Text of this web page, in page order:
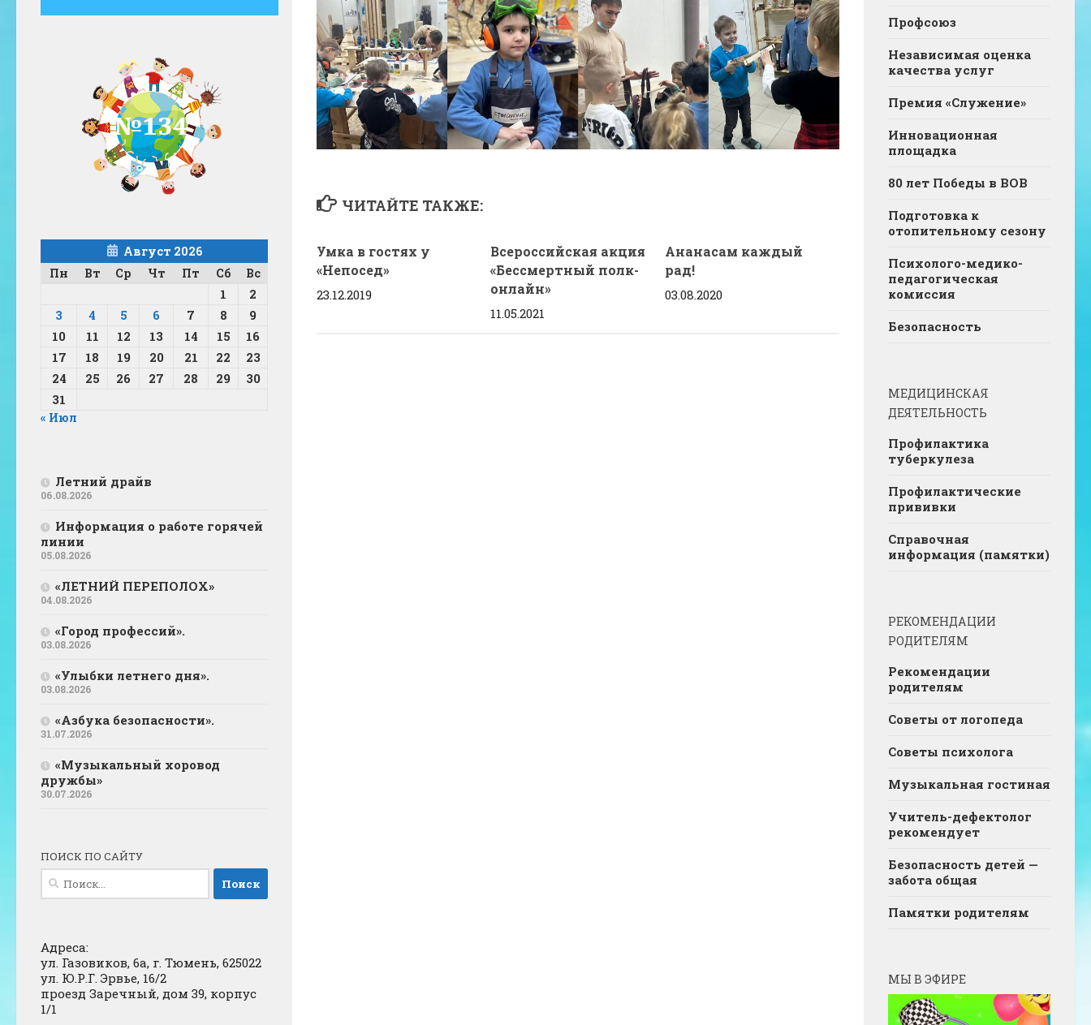
ЧИТАЙТЕ ТАКЖЕ:
Умка в гостях у
«Непосед»
23.12.2019
Всероссийская акция
«Бессмертный полк-
онлайн»
11.05.2021
Ананасам каждый
рад!
03.08.2020
Август 2026
Пн
Вт Ср Чт Пт Сб Вс
1
2
3
4 5 6 7 8
9
10
11 12 13 14 15
16
17
18 19 20 21 22
23
24
25 26 27 28 29
30
31
« Июл
Летний драйв
06.08.2026
Информация о работе горячей
линии
05.08.2026
«ЛЕТНИЙ ПЕРЕПОЛОХ»
04.08.2026
«Город профессий».
03.08.2026
«Улыбки летнего дня».
03.08.2026
«Азбука безопасности».
31.07.2026
«Музыкальный хоровод
дружбы»
30.07.2026
ПОИСК ПО САЙТУ
Найти:
Адреса:
ул. Газовиков, 6а, г. Тюмень, 625022
ул. Ю.Р.Г. Эрвье, 16/2
проезд Заречный, дом 39, корпус
1/1
Профсоюз
Независимая оценка
качества услуг
Премия «Служение»
Инновационная
площадка
80 лет Победы в ВОВ
Подготовка к
отопительному сезону
Психолого-медико-
педагогическая
комиссия
Безопасность
МЕДИЦИНСКАЯ
ДЕЯТЕЛЬНОСТЬ
Профилактика
туберкулеза
Профилактические
прививки
Справочная
информация (памятки)
РЕКОМЕНДАЦИИ
РОДИТЕЛЯМ
Рекомендации
родителям
Советы от логопеда
Советы психолога
Музыкальная гостиная
Учитель-дефектолог
рекомендует
Безопасность детей —
забота общая
Памятки родителям
МЫ В ЭФИРЕ